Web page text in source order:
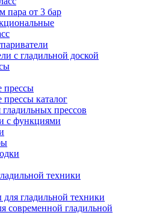
пара от 3 бар
с гладильной доской
прессы
прессы каталог
прессов
с функциями
техники
для гладильной техники
современной гладильной